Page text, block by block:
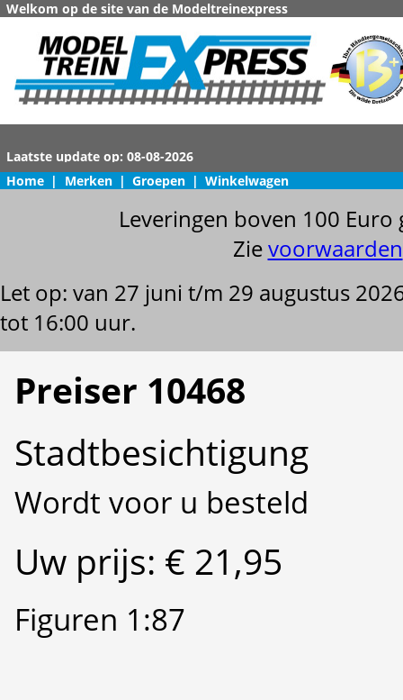
Welkom op de site van de Modeltreinexpress
Home | Merken | Groepen | Winkelwagen
Leveringen boven 100
Zievoorwaarden
Let op: van 27 juni t/m 29 augustus
tot 16:00 uur.
Preiser 10468
Stadtbesichtigung
Wordt voor u besteld
Uw prijs: € 21,95
Figuren 1:87